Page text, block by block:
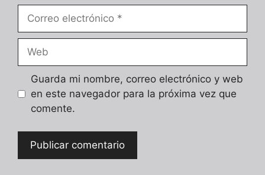
Correo
Web
Guarda mi nombre, correo electrónico y web
en este navegador para la próxima vez que
comente.